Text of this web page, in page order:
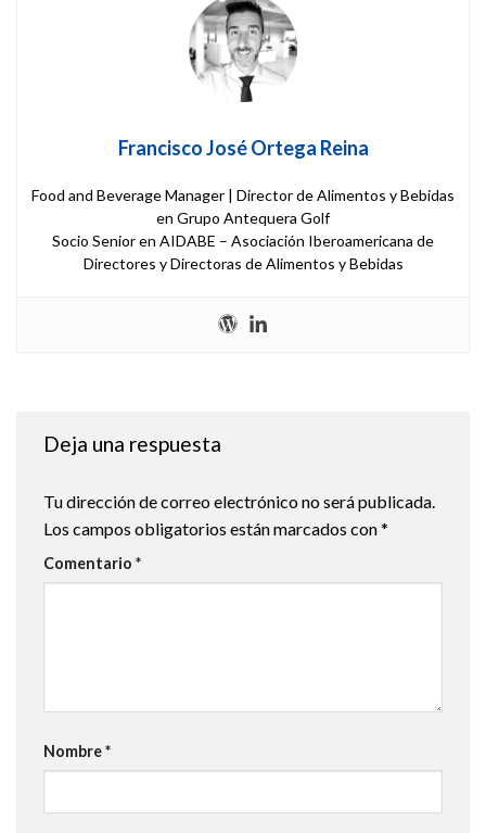
Francisco José Ortega Reina
Food and Beverage Manager | Director de Alimentos y Bebidas
en Grupo Antequera Golf
Socio Senior en AIDABE – Asociación Iberoamericana de
Directores y Directoras de Alimentos y Bebidas
Deja una respuesta
Tu dirección de correo electrónico no será publicada.
Los campos obligatorios están marcados con*
Comentario *
Nombre*